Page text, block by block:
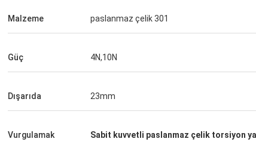
sorunu yok ve onlardan bugüne kadar
sipariş veriyoruz.
teslimat, çok
Malzeme paslanmaz çelik 301
Güç 4N,10N
Dışarıda 23mm
Vurgulamak Sabit kuvvetli paslanmaz çelik torsiyon